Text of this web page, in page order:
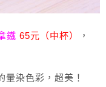
鐵 65元（中杯）
，
暈染色彩，超美！